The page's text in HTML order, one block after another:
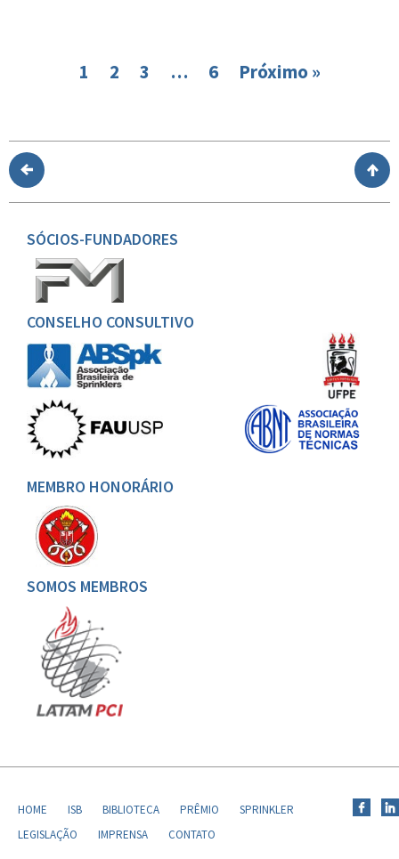
1 2 3 … 6 Próximo »
SÓCIOS-FUNDADORES
CONSELHO CONSULTIVO
MEMBRO HONORÁRIO
SOMOS MEMBROS
HOME ISB BIBLIOTECA PRÊMIO
SPRINKLER
LEGISLAÇÃO
IMPRENSA CONTATO